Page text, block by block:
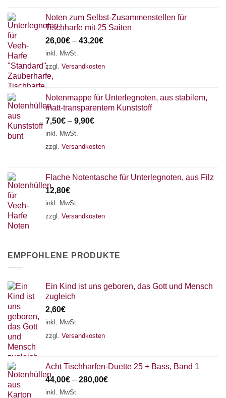
Noten zum Selbst-Zusammenstellen für
Tischharfe mit 25 Saiten
26,00€ – 43,20€
inkl. MwSt.
zzgl. Versandkosten
Notenmappe für Unterlegnoten, aus stabilem,
matt-transparentem Kunststoff
7,50€ – 9,90€
inkl. MwSt.
zzgl. Versandkosten
Flache Notentasche für Unterlegnoten, aus Filz
12,80€
inkl. MwSt.
zzgl. Versandkosten
EMPFOHLENE PRODUKTE
Ein Kind ist uns geboren, das Gott und Mensch
zugleich
2,60€
inkl. MwSt.
zzgl. Versandkosten
Acht Tischharfen-Duette 25 + Bass, Band 1
44,00€ – 280,00€
inkl. MwSt.